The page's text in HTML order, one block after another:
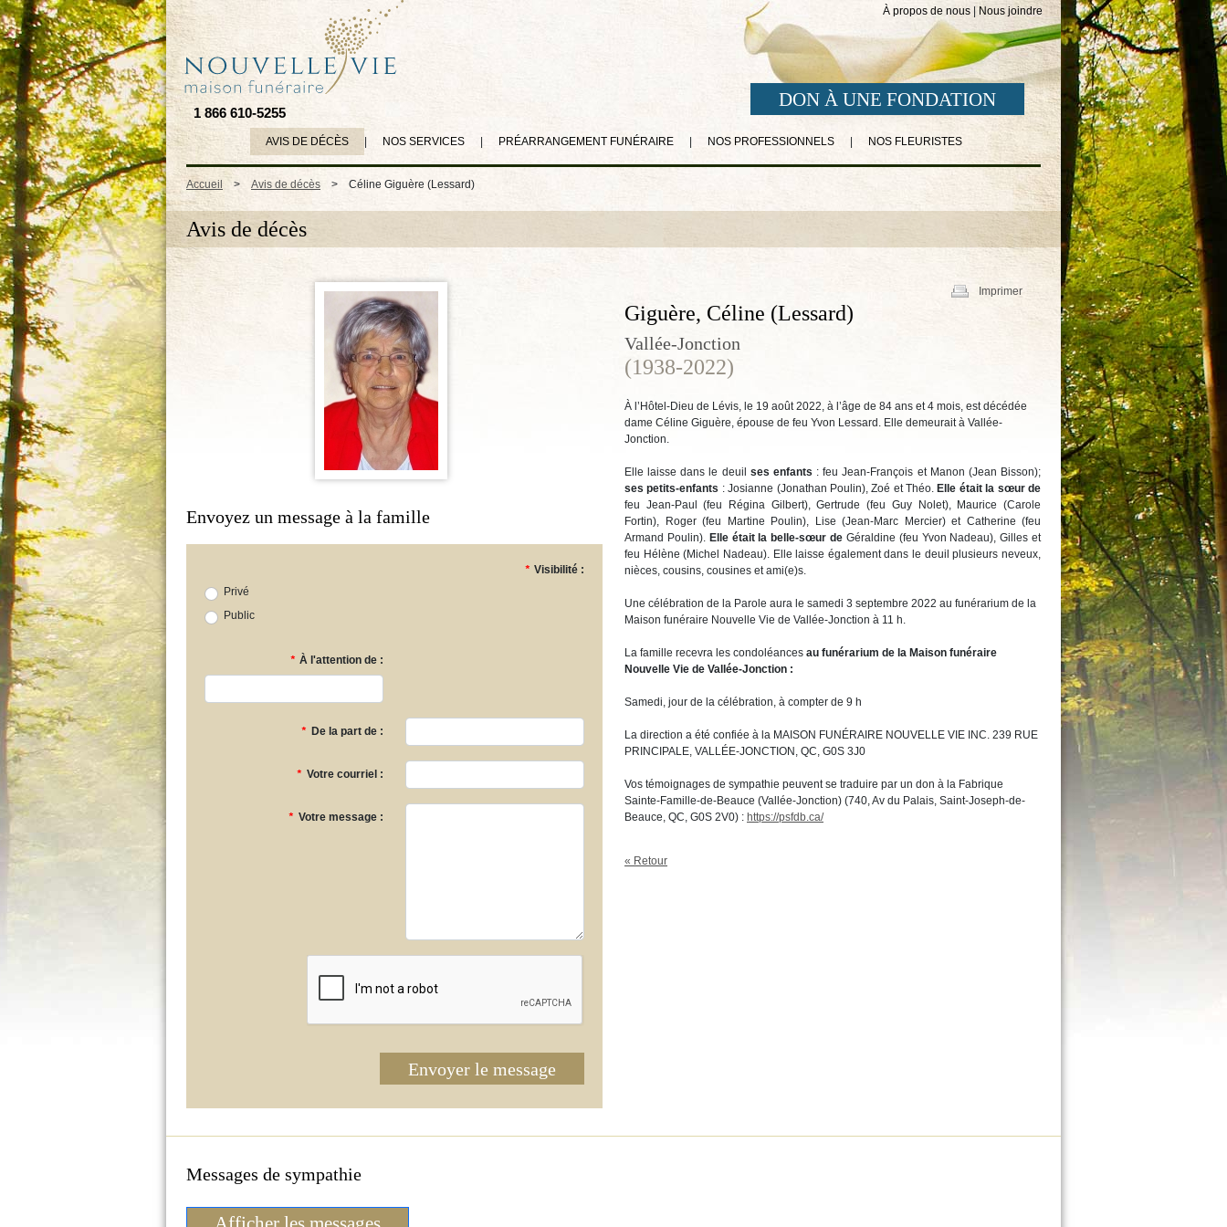
À propos de nous Nous joindre
1 866 610-5255
DON À UNE FONDATION
AVIS DE DÉCÈS NOS SERVICES PRÉARRANGEMENT FUNÉRAIRE NOS PROFESSIONNELS NOS FLEURISTES
Accueil > Avis de décès > Céline Giguère (Lessard)
Avis de décès
Envoyez un message à la famille
* Visibilité :
Privé
Public
* À l'attention de :
* De la part de :
* Votre courriel :
* Votre message :
Envoyer le message
Imprimer
Giguère, Céline (Lessard)
Vallée-Jonction
(1938-2022)
À l’Hôtel-Dieu de Lévis, le 19 août 2022, à l’âge de 84 ans et 4 mois, est décédée
dame Céline Giguère, épouse de feu Yvon Lessard. Elle demeurait à Vallée-
Jonction.
Elle laisse dans le deuil ses enfants : feu Jean-François et Manon (Jean Bisson);
ses petits-enfants : Josianne (Jonathan Poulin), Zoé et Théo. Elle était la sœur de
feu Jean-Paul (feu Régina Gilbert), Gertrude (feu Guy Nolet), Maurice (Carole
Fortin), Roger (feu Martine Poulin), Lise (Jean-Marc Mercier) et Catherine (feu
Armand Poulin). Elle était la belle-sœur de Géraldine (feu Yvon Nadeau), Gilles et
feu Hélène (Michel Nadeau). Elle laisse également dans le deuil plusieurs neveux,
nièces, cousins, cousines et ami(e)s.
Une célébration de la Parole aura le samedi 3 septembre 2022 au funérarium de la
Maison funéraire Nouvelle Vie de Vallée-Jonction à 11 h.
La famille recevra les condoléances au funérarium de la Maison funéraire
Nouvelle Vie de Vallée-Jonction :
Samedi, jour de la célébration, à compter de 9 h
La direction a été confiée à la MAISON FUNÉRAIRE NOUVELLE VIE INC. 239 RUE
PRINCIPALE, VALLÉE-JONCTION, QC, G0S 3J0
Vos témoignages de sympathie peuvent se traduire par un don à la Fabrique
Sainte-Famille-de-Beauce (Vallée-Jonction) (740, Av du Palais, Saint-Joseph-de-
Beauce, QC, G0S 2V0) : https://psfdb.ca/
« Retour
Messages de sympathie